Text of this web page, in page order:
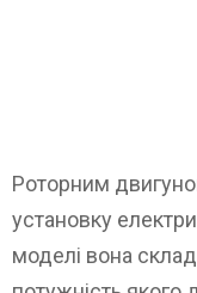
Роторним
установку
моделі вона